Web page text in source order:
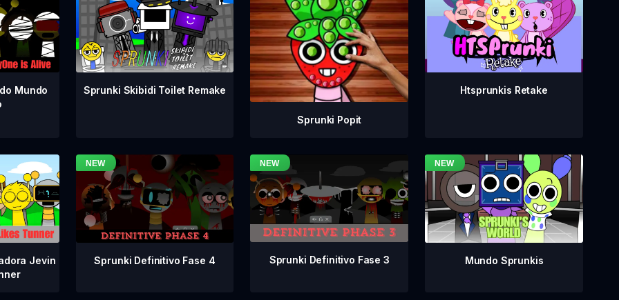
Mundo
Sprunki Skibidi Toilet Remake
Sprunki Popit
Htsprunkis Retake
Jevin
Sprunki Definitivo Fase 4 Sprunki Definitivo Fase 3 Mundo Sprunkis